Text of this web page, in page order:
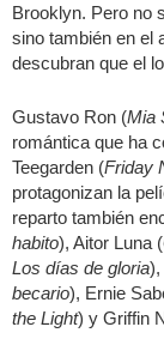
Brooklyn. Pero no
sino también en el
descubran que el
Gustavo Ron (Mia
romántica que ha
Teegarden (Friday
protagonizan la
reparto también
habito), Aitor Luna (
Los días de gloria),
becario), Ernie
the Light) y Griffin